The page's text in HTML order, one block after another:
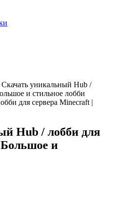
Скачать уникальный Hub /
и стильное лобби
Hub / лобби для
и